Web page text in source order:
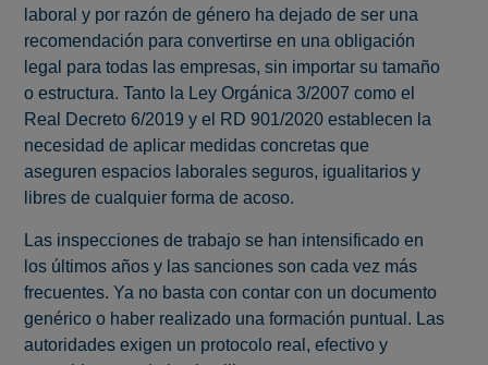
laboral y por razón de género ha dejado de ser una
recomendación para convertirse en una obligación
legal para todas las empresas, sin importar su tamaño
o estructura. Tanto la Ley Orgánica 3/2007 como el
Real Decreto 6/2019 y el RD 901/2020 establecen la
necesidad de aplicar medidas concretas que
aseguren espacios laborales seguros, igualitarios y
libres de cualquier forma de acoso.
Las inspecciones de trabajo se han intensificado en
los últimos años y las sanciones son cada vez más
frecuentes. Ya no basta con contar con un documento
genérico o haber realizado una formación puntual. Las
autoridades exigen un protocolo real, efectivo y